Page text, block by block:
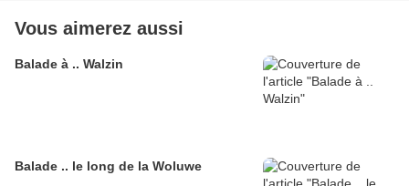
Vous aimerez aussi
Balade à .. Walzin
Balade .. le long de la Woluwe